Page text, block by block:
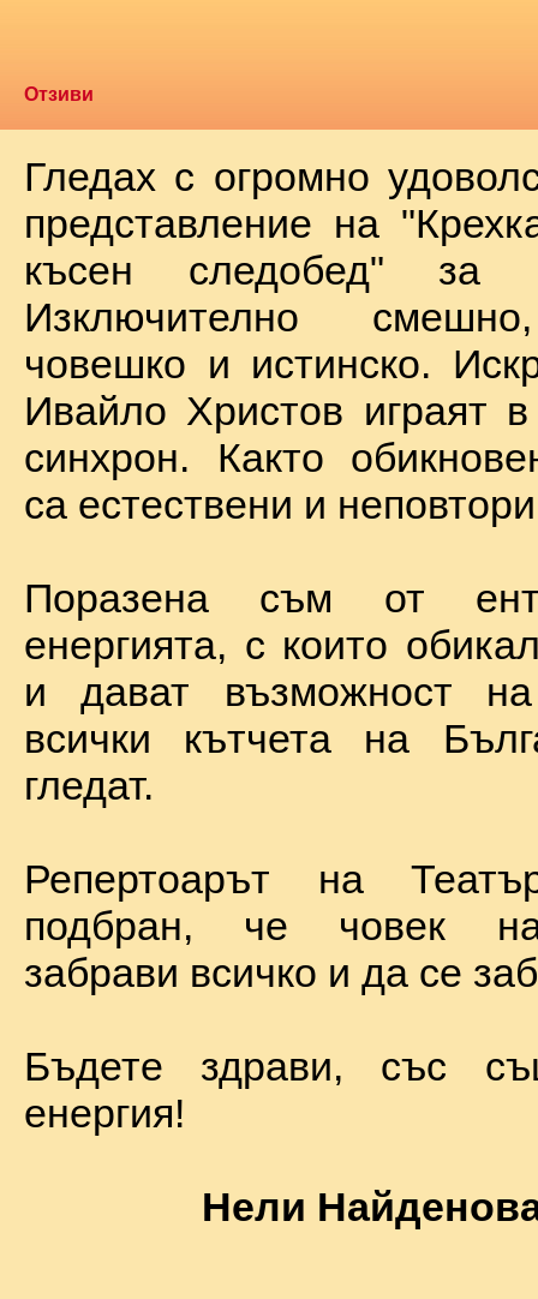
Отзиви
Гледах с огромно
представление на
късен следобед" за
Изключително
човешко и истинско.
Ивайло Христов играят
синхрон. Както
са естествени и
Поразена съм от
енергията, с които
и дават възможност
всички кътчета на
гледат.
Репертоарът на
подбран, че човек
забрави всичко и да се
Бъдете здрави, със
енергия!
Нели